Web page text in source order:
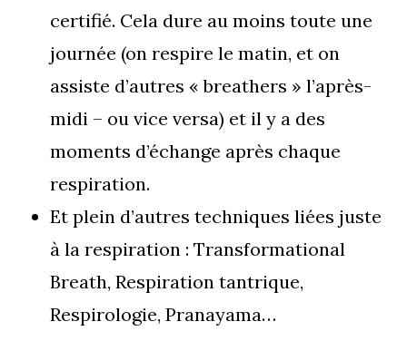
certifié. Cela dure au moins toute une
journée (on respire le matin, et on
assiste d’autres « breathers » l’après-
midi – ou vice versa) et il y a des
moments d’échange après chaque
respiration.
Et plein d’autres techniques liées juste
à la respiration : Transformational
Breath, Respiration tantrique,
Respirologie, Pranayama…